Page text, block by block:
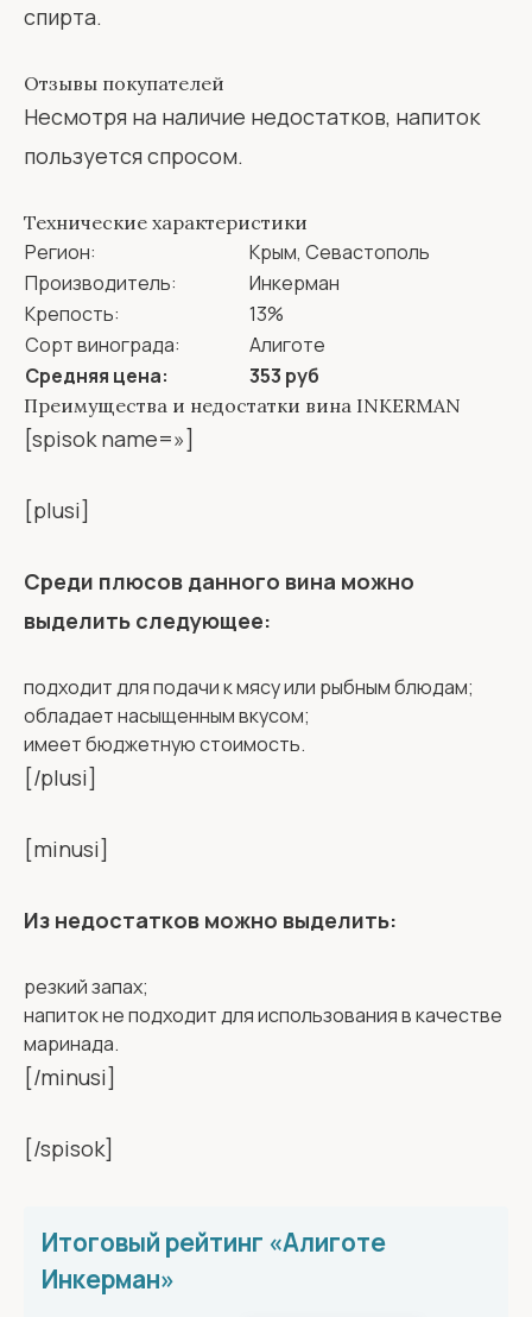
спирта.
Отзывы покупателей
Несмотря на наличие недостатков, напиток
пользуется спросом.
Технические характеристики
Регион:
Крым, Севастополь
Производитель:
Инкерман
Крепость:
13%
Сорт винограда:
Алиготе
Средняя цена:
353 руб
Преимущества и недостатки вина INKERMAN
[spisok name=»]
[plusi]
Среди плюсов данного вина можно
выделить следующее:
подходит для подачи к мясу или рыбным блюдам;
обладает насыщенным вкусом;
имеет бюджетную стоимость.
[/plusi]
[minusi]
Из недостатков можно выделить:
резкий запах;
напиток не подходит для использования в качестве
маринада.
[/minusi]
[/spisok]
Итоговый рейтинг «Алиготе
Инкерман»